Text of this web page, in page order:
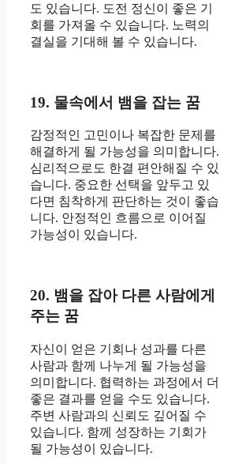
도 있습니다. 도전 정신이 좋은 기
회를 가져올 수 있습니다. 노력의
결실을 기대해 볼 수 있습니다.
19. 물속에서 뱀을 잡는 꿈
감정적인 고민이나 복잡한 문제를
해결하게 될 가능성을 의미합니다.
심리적으로도 한결 편안해질 수 있
습니다. 중요한 선택을 앞두고 있
다면 침착하게 판단하는 것이 좋습
니다. 안정적인 흐름으로 이어질
가능성이 있습니다.
20. 뱀을 잡아 다른 사람에게
주는 꿈
자신이 얻은 기회나 성과를 다른
사람과 함께 나누게 될 가능성을
의미합니다. 협력하는 과정에서 더
좋은 결과를 얻을 수도 있습니다.
주변 사람과의 신뢰도 깊어질 수
있습니다. 함께 성장하는 기회가
될 가능성이 있습니다.